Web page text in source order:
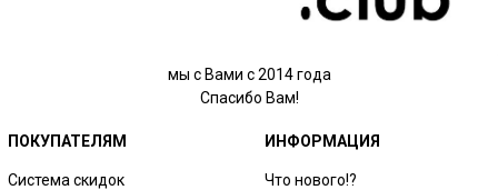
мы с Вами с 2014 года
Спасибо Вам!
ПОКУПАТЕЛЯМ
Система скидок
ИНФОРМАЦИЯ
Что нового!?